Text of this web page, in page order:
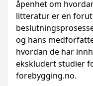
åpenhet om
litteratur er en
og hans
hvordan de har
ekskludert studier
forebygging.no.